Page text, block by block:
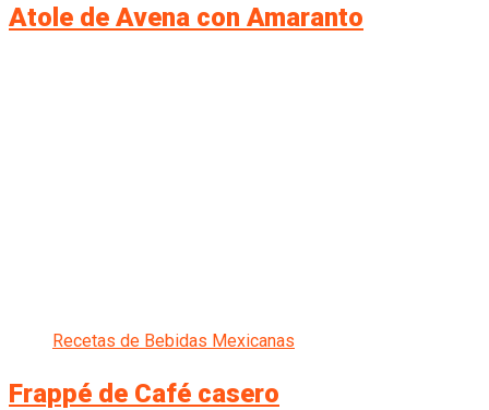
Atole de Avena con Amaranto
Recetas de Bebidas Mexicanas
Frappé de Café casero